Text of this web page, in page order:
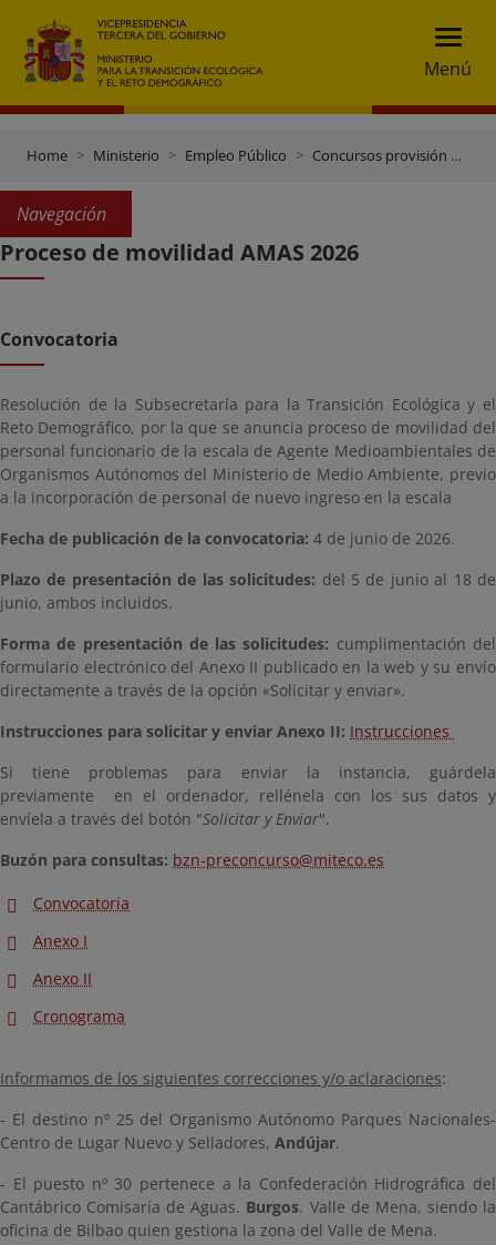
Menú
Home Ministerio Empleo Público Concursos provisión puestos de trabajo
Navegación
Proceso de movilidad AMAS 2026
Convocatoria
Resolución de la Subsecretaría para la Transición Ecológica y el
Reto Demográfico, por la que se anuncia proceso de movilidad del
personal funcionario de la escala de Agente Medioambientales de
Organismos Autónomos del Ministerio de Medio Ambiente, previo
a la incorporación de personal de nuevo ingreso en la escala
Fecha de publicación de la convocatoria: 4 de junio de 2026.
Plazo de presentación de las solicitudes: del 5 de junio al 18 de
junio, ambos incluidos.
Forma de presentación de las solicitudes: cumplimentación del
formulario electrónico del Anexo II publicado en la web y su envío
directamente a través de la opción «Solicitar y enviar».
Instrucciones para solicitar y enviar Anexo II: Instrucciones
Si tiene problemas para enviar la instancia, guárdela
previamente en el ordenador, rellénela con los sus datos y
envíela a través del botón "Solicitar y Enviar".
Buzón para consultas: bzn-preconcurso@miteco.es
Convocatoria
Anexo I
Anexo II
Cronograma
Informamos de los siguientes correcciones y/o aclaraciones:
- El destino nº 25 del Organismo Autónomo Parques Nacionales-
Centro de Lugar Nuevo y Selladores, Andújar.
- El puesto nº 30 pertenece a la Confederación Hidrográfica del
Cantábrico Comisaría de Aguas. Burgos. Valle de Mena, siendo la
oficina de Bilbao quien gestiona la zona del Valle de Mena.